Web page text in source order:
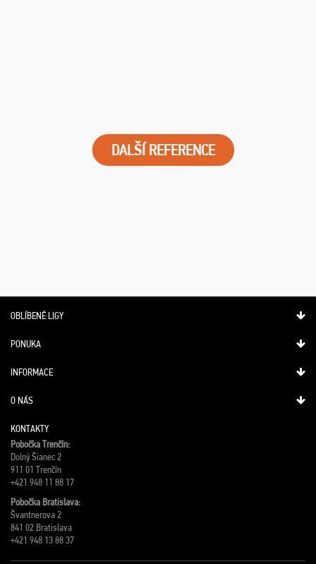
DALŠÍ REFERENCE
OBLÍBENÉ LIGY
PONUKA
INFORMACE
O NÁS
KONTAKTY
Pobočka Trenčín:
Dolný Šianec 2
911 01 Trenčín
+421 948 11 88 17
Pobočka Bratislava:
Švantnerova 2
841 02 Bratislava
+421 948 13 88 37